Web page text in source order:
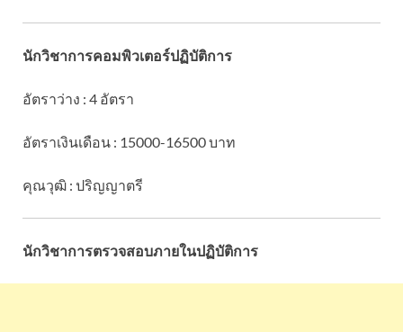
นักวิชาการคอมพิวเตอร์ปฏิบัติการ
อัตราว่าง : 4 อัตรา
อัตราเงินเดือน : 15000-16500 บาท
คุณวุฒิ : ปริญญาตรี
นักวิชาการตรวจสอบภายในปฏิบัติการ